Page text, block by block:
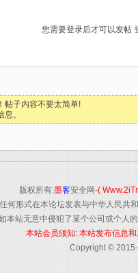
您需要登录后才可以发帖
帖子内容不要太简单!
。
版权所有:墨客安全网-(
何形式在本论坛发表与中华人民共
本站无意中侵犯了某个公司或个人
本站会员须知: 本站发布信息
Copyright ©